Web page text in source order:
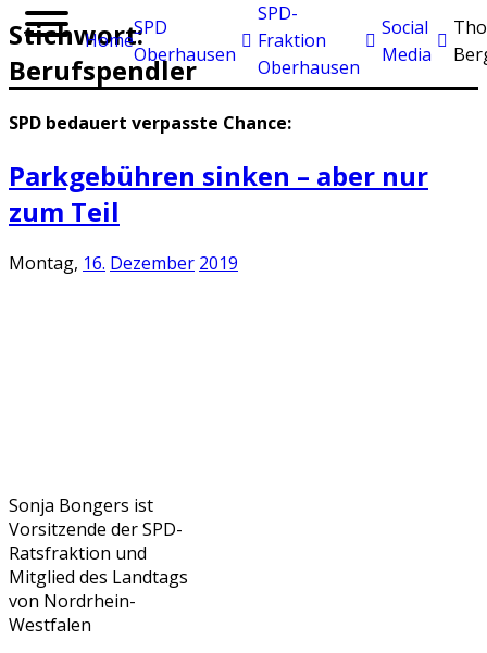
Home
SPD
Oberhausen
SPD-
Fraktion
Oberhausen
Social
Media
Stichwort:
Berufspendler
SPD bedauert verpasste Chance:
Parkgebühren sinken – aber nur
zum Teil
Montag, 16. Dezember 2019
Sonja Bongers ist
Vorsitzende der SPD-
Ratsfraktion und
Mitglied des Landtags
von Nordrhein-
Westfalen